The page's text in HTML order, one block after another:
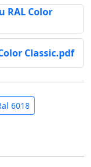
RAL Color
Classic.pdf
6018